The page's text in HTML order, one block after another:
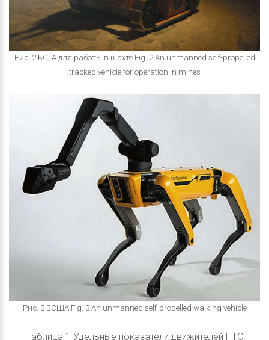
Рис. 2 БСГА для работы в шахте Fig. 2 An unmanned self-propelled
tracked vehicle for operation in mines
Рис. 3 БСША Fig. 3 An unmanned self-propelled walking vehicle
Таблица 1 Удельные показатели движителей НТС